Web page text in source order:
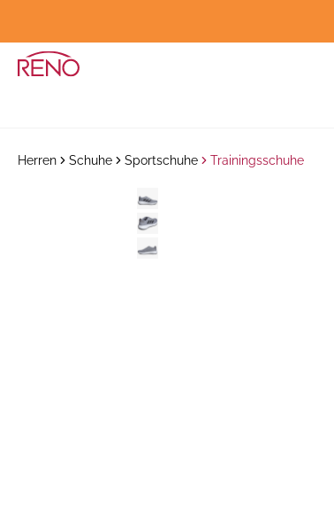
Herren Schuhe Sportschuhe Trainingsschuhe